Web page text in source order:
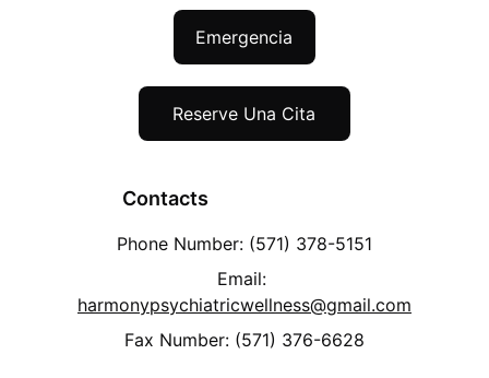
Emergencia
Reserve Una Cita
             Contacts
Phone Number: (571) 378-5151
Email:
harmonypsychiatricwellness@gmail.com
Fax Number: (571) 376-6628